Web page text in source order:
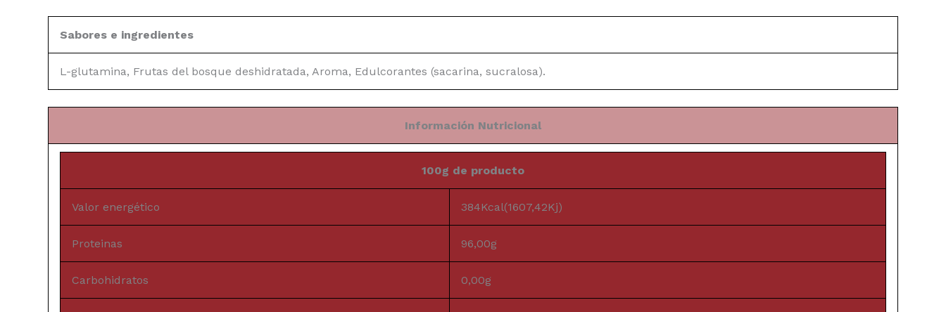
Sabores e ingredientes
L-glutamina, Frutas del bosque deshidratada, Aroma, Edulcorantes (sacarina, sucralosa).
Información Nutricional
100g de producto
Valor energético 384Kcal(1607,42Kj)
Proteinas 96,00g
Carbohidratos 0,00g